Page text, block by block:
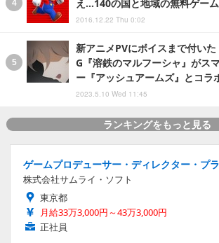
え…140の国と地域の無料ゲー
2016.12.22 Thu 0:02
新アニメPVにボイスまで付い
G『溶鉄のマルフーシャ』がス
ー『アッシュアームズ』とコラ
2023.5.10 Wed 11:45
ランキングをもっと見る
ゲームプロデューサー・ディレクター・プ
株式会社サムライ・ソフト
東京都
月給33万3,000円～43万3,000円
正社員